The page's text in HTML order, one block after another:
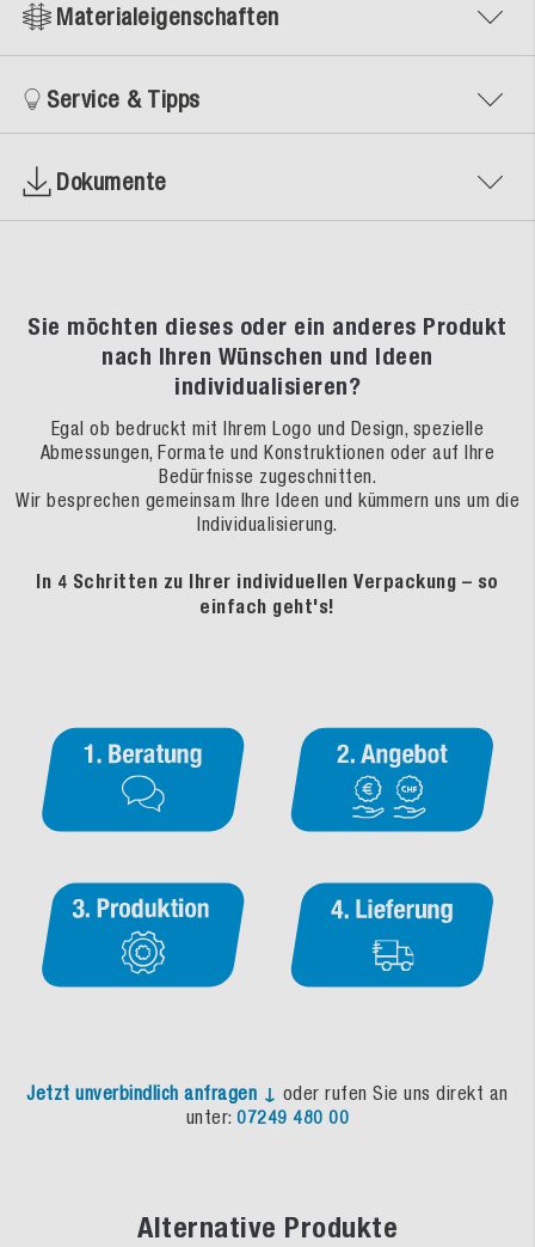
Materialeigenschaften
Service & Tipps
Dokumente
Sie möchten dieses oder ein anderes Produkt
nach Ihren Wünschen und Ideen
individualisieren?
Egal ob bedruckt mit Ihrem Logo und Design, spezielle
Abmessungen, Formate und Konstruktionen oder auf Ihre
Bedürfnisse zugeschnitten.
Wir besprechen gemeinsam Ihre Ideen und kümmern uns um die
Individualisierung.
In 4 Schritten zu Ihrer individuellen Verpackung – so
einfach geht's!
Jetzt unverbindlich anfragen ↓ oder rufen Sie uns direkt an
unter:07249 480 00
Alternative Produkte